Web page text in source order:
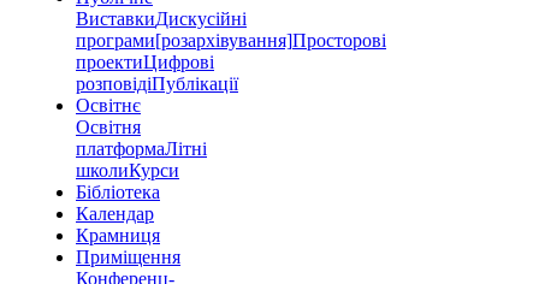
ВиставкиДискусійні
програми[розархівування]Просторові
проектиЦифрові
розповідіПублікації
Освітнє
Освітня
платформаЛітні
школиКурси
Бібліотека
Календар
Крамниця
Приміщення
Конференц-